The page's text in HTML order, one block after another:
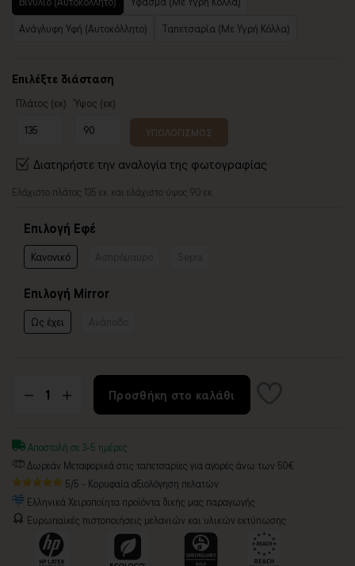
Ανάγλυφη Υφή (Αυτοκόλλητο)
Ταπετσαρία (Με Υγρή Κόλλα)
Επιλέξτε διάσταση
Πλάτος (εκ) Ύψος (εκ)
ΥΠΟΛΟΓΙΣΜΟΣ
Διατηρήστε την αναλογία της φωτογραφίας
Ελάχιστο πλάτος 135 εκ. και ελάχιστο ύψος 90 εκ.
Επιλογή Εφέ
Κανονικό
Επιλογή Mirror
Ως έχει
Προσθήκη στο καλάθι
Αποστολή σε 3-5 ημέρες
Δωρεάν Μεταφορικά στις ταπετσαρίες για αγορές άνω των 50€
5/5 - Κορυφαία αξιολόγηση πελατών
Ελληνικά Χειροποίητα προϊόντα δικής μας παραγωγής
Ευρωπαϊκές πιστοποιήσεις μελανιών και υλικών εκτύπωσης: